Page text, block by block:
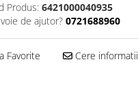
Produs: 6421000040935
de ajutor? 0721688960
Favorite Cere informatii